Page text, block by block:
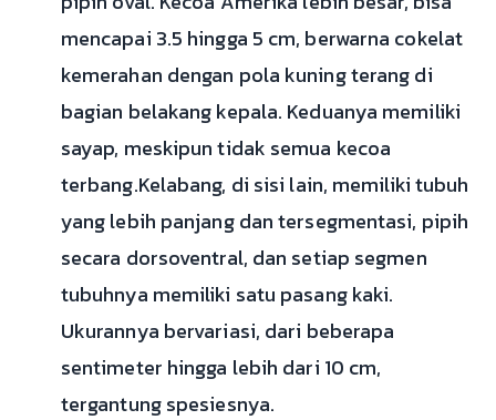
mencapai 3.5 hingga 5 cm, berwarna cokelat
kemerahan dengan pola kuning terang di
bagian belakang kepala. Keduanya memiliki
sayap, meskipun tidak semua kecoa
terbang.Kelabang, di sisi lain, memiliki tubuh
yang lebih panjang dan tersegmentasi, pipih
secara dorsoventral, dan setiap segmen
tubuhnya memiliki satu pasang kaki.
Ukurannya bervariasi, dari beberapa
sentimeter hingga lebih dari 10 cm,
tergantung spesiesnya.